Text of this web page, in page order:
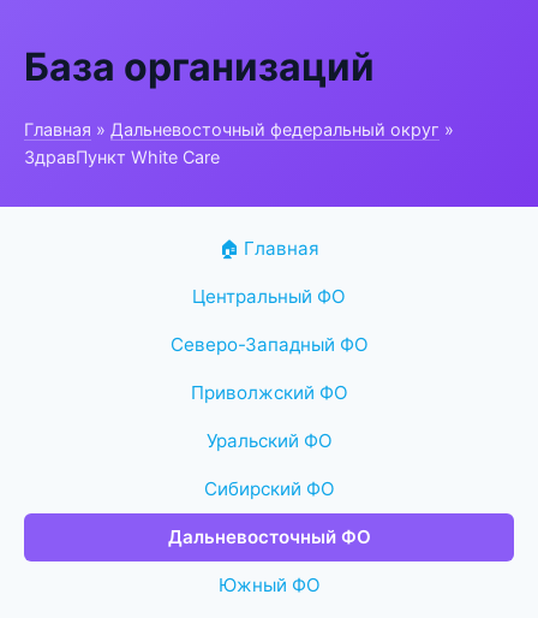
База организаций
Главная » Дальневосточный федеральный округ »
ЗдравПункт White Care
🏠 Главная
Центральный ФО
Северо-Западный ФО
Приволжский ФО
Уральский ФО
Сибирский ФО
Дальневосточный ФО
Южный ФО